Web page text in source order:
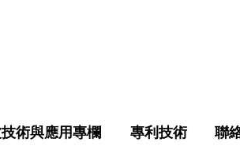
術與應用專欄 專利技術 聯